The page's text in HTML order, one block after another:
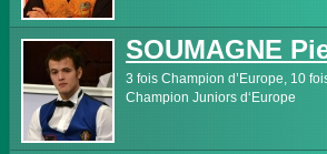
SOUMAGNE
3 fois Champion d’Europe, 10
Champion Juniors d‘Europe